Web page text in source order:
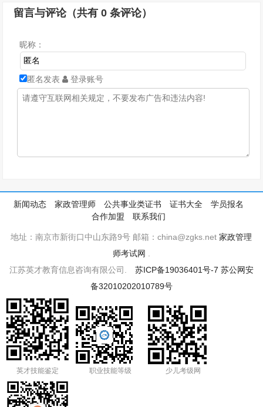
留言与评论（共有0 条评论）
昵称：
匿名发表 登录账号
新闻动态 家政管理师 公共事业类证书 证书大全
学员报名
合作加盟
联系我们
地址：南京市新街口中山东路9号 邮箱：china@zgks.net家政管理
师考试网
江苏英才教育信息咨询有限公司. 苏ICP备19036401号-7 苏公网安
备32010202010789号
英才技能鉴定 职业技能等级 少儿考级网